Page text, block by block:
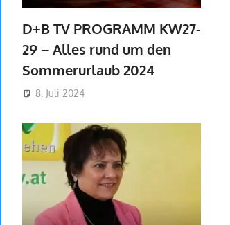
D+B TV PROGRAMM KW27-
29 – Alles rund um den
Sommerurlaub 2024
8. Juli 2024